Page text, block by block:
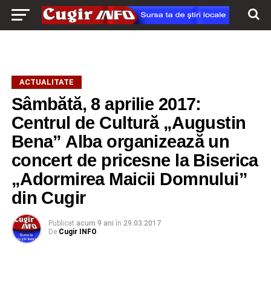
ACTUALITATE
Sâmbătă, 8 aprilie 2017:
Centrul de Cultură „Augustin
Bena” Alba organizează un
concert de pricesne la Biserica
„Adormirea Maicii Domnului”
din Cugir
Publicat acum 9 ani în 29.03.2017
De Cugir INFO